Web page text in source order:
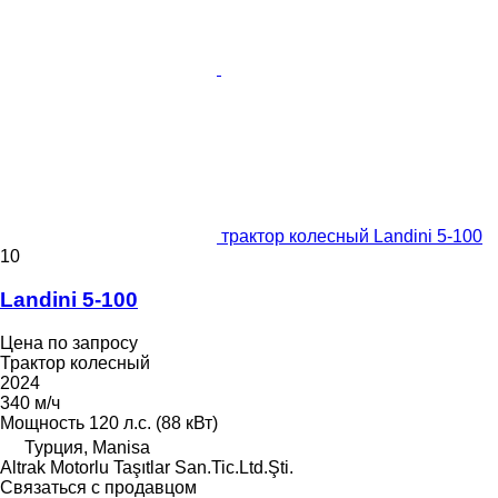
трактор колесный Landini 5-100
10
Landini 5-100
Цена по запросу
Трактор колесный
2024
340 м/ч
Мощность 120 л.с. (88 кВт)
Турция, Manisa
Altrak Motorlu Taşıtlar San.Tic.Ltd.Şti.
Связаться с продавцом